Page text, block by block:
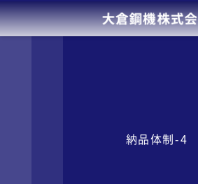
納品体制-4